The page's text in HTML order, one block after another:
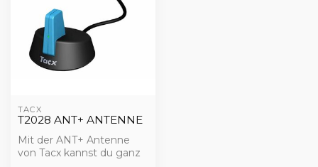
TACX
T2028 ANT+ ANTENNE
Mit der ANT+ Antenne
von Tacx kannst du ganz